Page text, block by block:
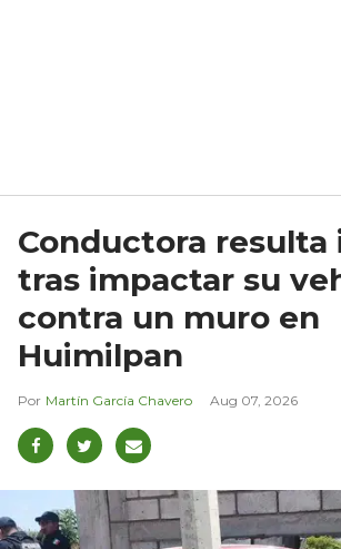
Conductora resulta
tras impactar su
contra un muro en
Huimilpan
Martín García Chavero Aug 07, 2026